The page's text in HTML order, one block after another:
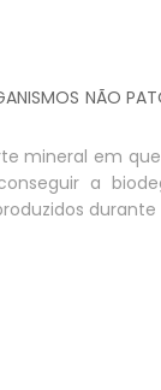
NÃO
mineral em
a